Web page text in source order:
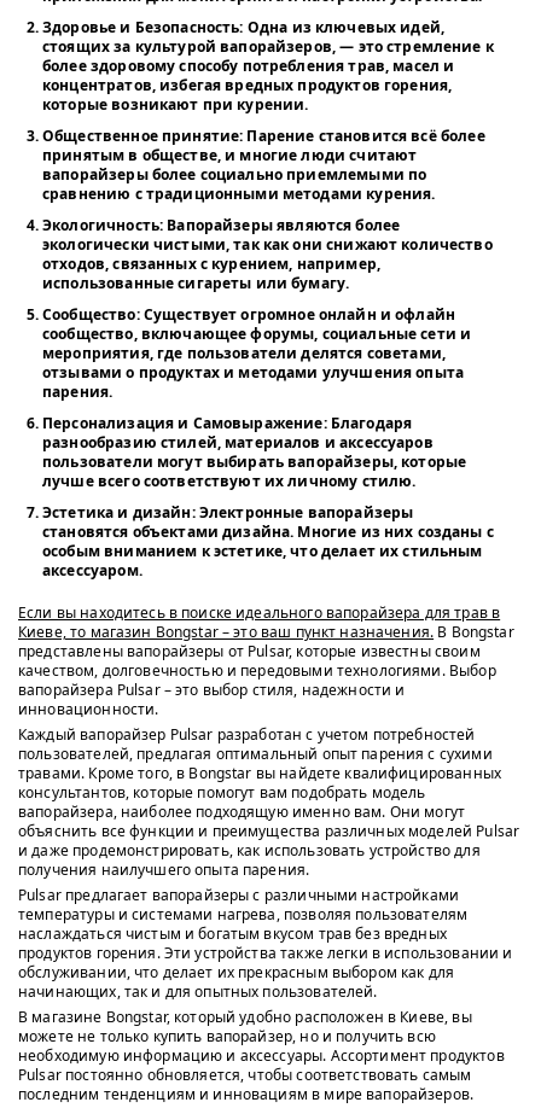
Здоровье и Безопасность: Одна из ключевых идей,
стоящих за культурой вапорайзеров, — это стремление к
более здоровому способу потребления трав, масел и
концентратов, избегая вредных продуктов горения,
которые возникают при курении.
Общественное принятие: Парение становится всё более
принятым в обществе, и многие люди считают
вапорайзеры более социально приемлемыми по
сравнению с традиционными методами курения.
Экологичность: Вапорайзеры являются более
экологически чистыми, так как они снижают количество
отходов, связанных с курением, например,
использованные сигареты или бумагу.
Сообщество: Существует огромное онлайн и офлайн
сообщество, включающее форумы, социальные сети и
мероприятия, где пользователи делятся советами,
отзывами о продуктах и методами улучшения опыта
парения.
Персонализация и Самовыражение: Благодаря
разнообразию стилей, материалов и аксессуаров
пользователи могут выбирать вапорайзеры, которые
лучше всего соответствуют их личному стилю.
Эстетика и дизайн: Электронные вапорайзеры
становятся объектами дизайна. Многие из них созданы с
особым вниманием к эстетике, что делает их стильным
аксессуаром.
Если вы находитесь в поиске идеального вапорайзера для трав в
Киеве, то магазин Bongstar – это ваш пункт назначения. В Bongstar
представлены вапорайзеры от Pulsar, которые известны своим
качеством, долговечностью и передовыми технологиями. Выбор
вапорайзера Pulsar – это выбор стиля, надежности и
инновационности.
Каждый вапорайзер Pulsar разработан с учетом потребностей
пользователей, предлагая оптимальный опыт парения с сухими
травами. Кроме того, в Bongstar вы найдете квалифицированных
консультантов, которые помогут вам подобрать модель
вапорайзера, наиболее подходящую именно вам. Они могут
объяснить все функции и преимущества различных моделей Pulsar
и даже продемонстрировать, как использовать устройство для
получения наилучшего опыта парения.
Pulsar предлагает вапорайзеры с различными настройками
температуры и системами нагрева, позволяя пользователям
наслаждаться чистым и богатым вкусом трав без вредных
продуктов горения. Эти устройства также легки в использовании и
обслуживании, что делает их прекрасным выбором как для
начинающих, так и для опытных пользователей.
В магазине Bongstar, который удобно расположен в Киеве, вы
можете не только купить вапорайзер, но и получить всю
необходимую информацию и аксессуары. Ассортимент продуктов
Pulsar постоянно обновляется, чтобы соответствовать самым
последним тенденциям и инновациям в мире вапорайзеров.